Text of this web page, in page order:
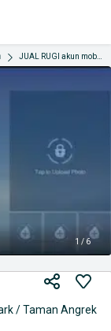
1 / 6
/ Taman Angrek